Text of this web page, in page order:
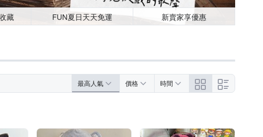
藏 FUN夏日天天免運 新賣家享優惠
最高人氣 價格 時間